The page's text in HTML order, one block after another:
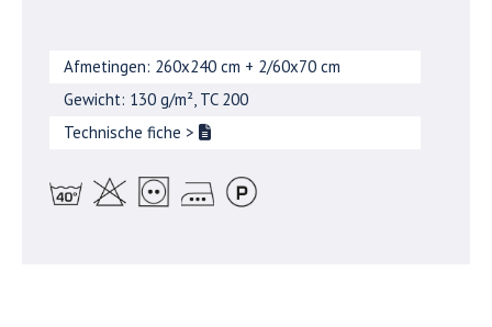
Afmetingen: 260x240 cm + 2/60x70 cm
Gewicht: 130 g/m², TC 200
Technische fiche >